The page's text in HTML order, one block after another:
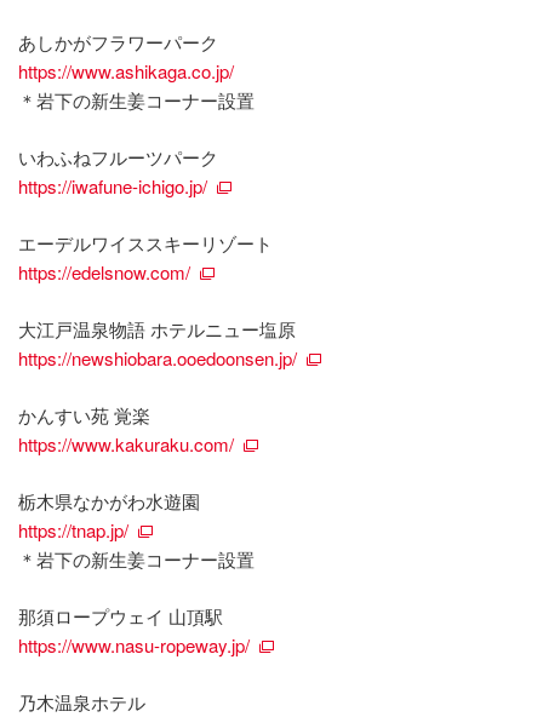
あしかがフラワーパーク
https://www.ashikaga.co.jp/
＊岩下の新生姜コーナー設置
いわふねフルーツパーク
https://iwafune-ichigo.jp/
エーデルワイススキーリゾート
https://edelsnow.com/
大江戸温泉物語 ホテルニュー塩原
https://newshiobara.ooedoonsen.jp/
かんすい苑 覚楽
https://www.kakuraku.com/
栃木県なかがわ水遊園
https://tnap.jp/
＊岩下の新生姜コーナー設置
那須ロープウェイ 山頂駅
https://www.nasu-ropeway.jp/
乃木温泉ホテル